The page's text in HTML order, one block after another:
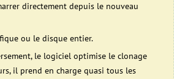
directement depuis le nouveau
ou le disque entier.
le logiciel optimise le clonage
il prend en charge quasi tous les